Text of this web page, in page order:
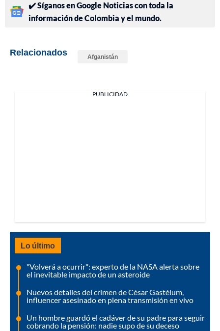
✔️ Síganos en Google Noticias con toda la
información de Colombia y el mundo.
Relacionados Afganistán
PUBLICIDAD
Lo último
"Volverá a ocurrir": experto de la NASA alerta sobre
el inevitable impacto de un asteroide
Nuevos detalles del crimen de César Gastélum,
influencer asesinado en plena transmisión en vivo
Un hombre guardó el cadáver de su padre para seguir
cobrando la pensión: nadie supo de su deceso